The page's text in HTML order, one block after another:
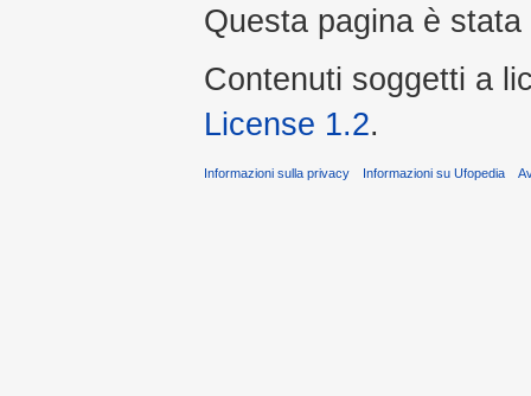
Questa pagina è
Contenuti soggetti a
License 1.2.
Informazioni sulla privacy Informazioni su Ufopedia